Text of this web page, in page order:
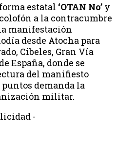
estatal ‘OTAN No’ y
a la contracumbre
manifestación
desde Atocha para
Cibeles, Gran Vía
España, donde se
del manifiesto
demanda la
militar.
-